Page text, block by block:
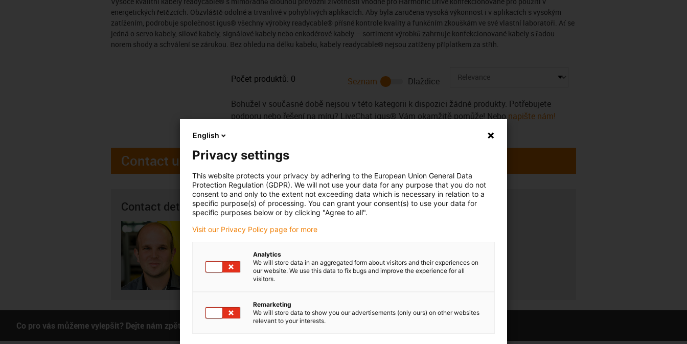
energetických řetězcích. Obzvláště odolné a trvanlivé v pohyblivých aplikacích. Aby byla zaručena vysoká výkonnost i v aplikacích s vysokým
zatížením, podrobuje společnost igus® všechny výrobky readycable® přísné kontrole kvality a funkčním zkouškám ve své vlastní laboratoři. Ať se
jedná o servo kabely, silové kabely, signálové kabely nebo enkodérové kabely – sortiment výrobků zahrnuje konfekcionované kabely s řadou
norem shody a schválení se zárukou. Bez ohledu na délku kabelu, kabely readycable® nejsou zatíženy příplatkem za střih.
Počet produktů: 0 Seznam
Dlaždice
Bohužel v současné době nejsou v této kategorii k dispozici žádné produkty. Potřebujete
podporu nebo řešení na míru? LiveChat igus® Vám okamžitě pomůže! Nebo napište nám!
Contact us
Contact details
Jindřich Kollár
Submit form
Opening hours
Live chat
24h
Co pro vás můžeme vylepšit? Dejte nám zpětnou vazbu. Pochvaly a kritika
English
Privacy settings
This website protects your privacy by adhering to the European Union General Data
Protection Regulation (GDPR). We will not use your data for any purpose that you do not
consent to and only to the extent not exceeding data which is necessary in relation to a
specific purpose(s) of processing. You can grant your consent(s) to use your data for
specific purposes below or by clicking "Agree to all".
Visit our Privacy Policy page for more
Analytics
We will store data in an aggregated form about visitors and their experiences on
our website. We use this data to fix bugs and improve the experience for all
visitors.
Remarketing
We will store data to show you our advertisements (only ours) on other websites
relevant to your interests.